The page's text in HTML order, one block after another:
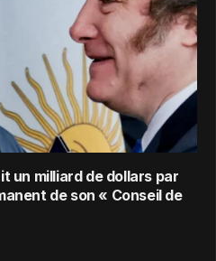
un milliard de dollars par
de son « Conseil de